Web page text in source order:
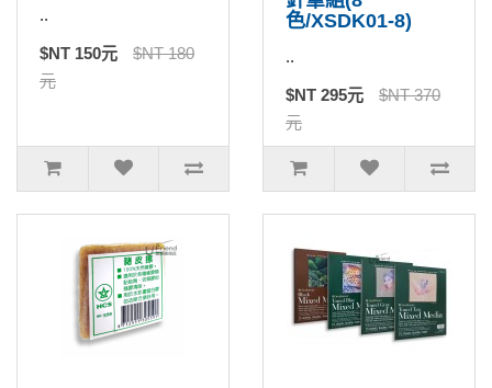
..
$NT 150元
$NT 180
元
色/XSDK01-8)
..
$NT 295元
$NT 370
元